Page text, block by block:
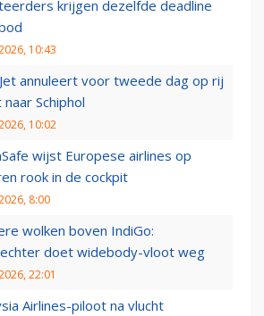
krijgen dezelfde deadline
10:43
annuleert voor tweede dag op rij
naar Schiphol
10:02
wijst Europese airlines op
rook in de cockpit
8:00
wolken boven IndiGo:
doet widebody-vloot weg
22:01
Airlines-piloot na vlucht